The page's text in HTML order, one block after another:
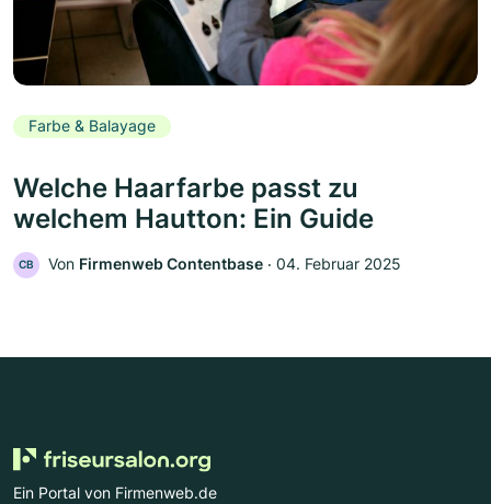
Farbe & Balayage
Welche Haarfarbe passt zu
welchem Hautton: Ein Guide
CB Von Firmenweb Contentbase ‧ 04. Februar 2025
Ein Portal von Firmenweb.de